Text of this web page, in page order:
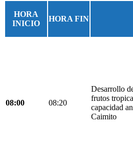
HORA
INICIO
HORA FIN
08:00 08:20
Desarrollo
frutos
capacidad
Caimito